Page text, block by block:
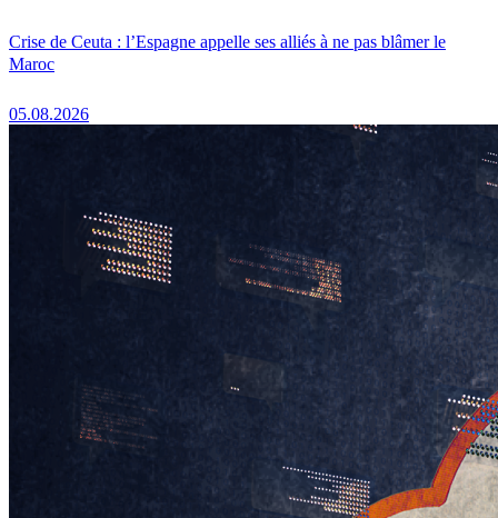
Crise de Ceuta : l’Espagne appelle ses alliés à ne pas blâmer le
Maroc
05.08.2026